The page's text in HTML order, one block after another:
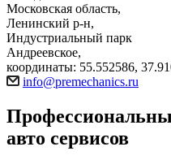
Московская область,
Ленинский р-н,
Индустриальный парк
Андреевское,
координаты: 55.552586,
info@premechanics.ru
авто сервисов